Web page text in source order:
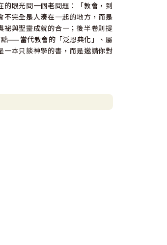
眼光問一個老問題：「教會，到
完全是人湊在一起的地方，而是
與聖靈成就的合一；後半卷則提
——當代教會的「泛恩典化」、屬
本只談神學的書，而是邀請你對